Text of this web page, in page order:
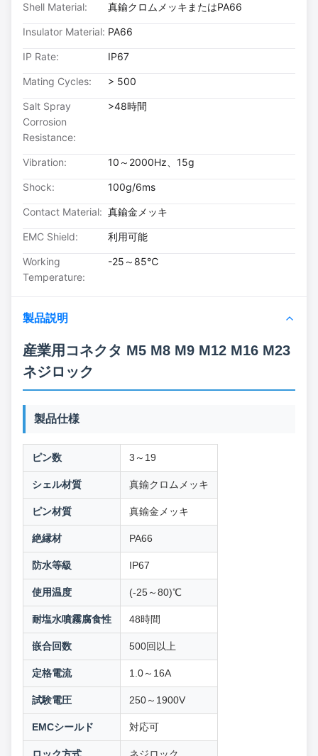
Shell Material: 真鍮クロムメッキまたはPA66
Insulator Material: PA66
IP Rate: IP67
Mating Cycles: > 500
Salt Spray
Corrosion
Resistance:
>48時間
Vibration: 10～2000Hz、15g
Shock: 100g/6ms
Contact Material: 真鍮金メッキ
EMC Shield: 利用可能
Working
Temperature:
-25～85℃
製品説明
産業用コネクタ M5 M8 M9 M12 M16 M23
ネジロック
製品仕様
ピン数 3～19
シェル材質 真鍮クロムメッキ
ピン材質 真鍮金メッキ
絶縁材 PA66
防水等級 IP67
使用温度 (-25～80)℃
耐塩水噴霧腐食性 48時間
嵌合回数 500回以上
定格電流 1.0～16A
試験電圧 250～1900V
EMCシールド 対応可